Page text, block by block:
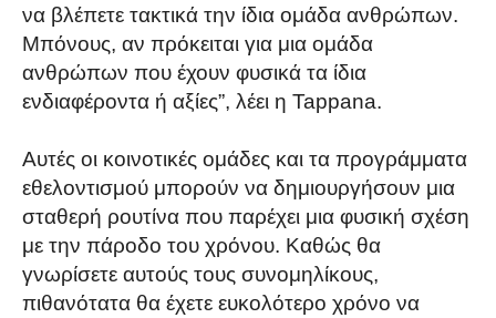
να βλέπετε τακτικά την ίδια ομάδα ανθρώπων.
Μπόνους, αν πρόκειται για μια ομάδα
ανθρώπων που έχουν φυσικά τα ίδια
ενδιαφέροντα ή αξίες”, λέει η Tappana.
Αυτές οι κοινοτικές ομάδες και τα προγράμματα
εθελοντισμού μπορούν να δημιουργήσουν μια
σταθερή ρουτίνα που παρέχει μια φυσική σχέση
με την πάροδο του χρόνου. Καθώς θα
γνωρίσετε αυτούς τους συνομηλίκους,
πιθανότατα θα έχετε ευκολότερο χρόνο να